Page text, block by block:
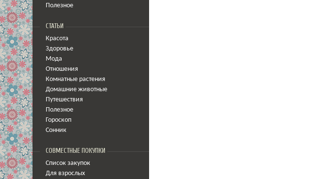
Полезное
СТАТЬИ
Красота
Здоровье
Мода
Отношения
Комнатные растения
Домашние животные
Путешествия
Полезное
Гороскоп
Сонник
СОВМЕСТНЫЕ ПОКУПКИ
Список закупок
Для взрослых